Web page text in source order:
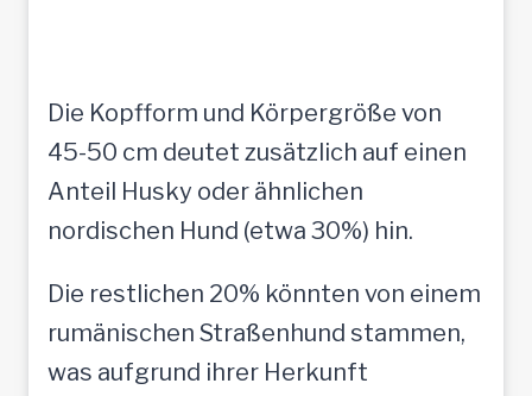
Die Kopfform und Körpergröße von
45-50 cm deutet zusätzlich auf einen
Anteil Husky oder ähnlichen
nordischen Hund (etwa 30%) hin.
Die restlichen 20% könnten von einem
rumänischen Straßenhund stammen,
was aufgrund ihrer Herkunft